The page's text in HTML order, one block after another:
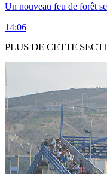
Un nouveau feu de forêt
14:06
PLUS DE CETTE